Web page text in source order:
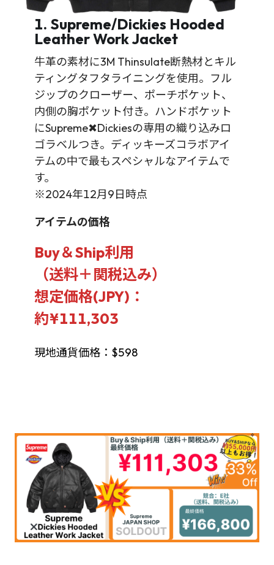
1. Supreme/Dickies Hooded
Leather Work Jacket
牛革の素材に3M Thinsulate断熱材とキル
ティングタフタライニングを使用。フル
ジップのクローザー、ポーチポケット、
内側の胸ポケット付き。ハンドポケット
にSupreme✖Dickiesの専用の織り込みロ
ゴラベルつき。ディッキーズコラボアイ
テムの中で最もスペシャルなアイテムで
す。
※2024年12月9日時点
アイテムの価格
Buy＆Ship利用
（送料＋関税込み）
想定価格(JPY)：
約¥111,303
現地通貨価格：$598